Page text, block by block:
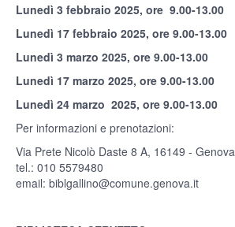
Lunedì 3 febbraio 2025, ore 9.00-13.00
Lunedì 17 febbraio 2025, ore 9.00-13.00
Lunedì 3 marzo 2025, ore 9.00-13.00
Lunedì 17 marzo 2025, ore 9.00-13.00
Lunedì 24 marzo 2025, ore 9.00-13.00
Per informazioni e prenotazioni:
Via Prete Nicolò Daste 8 A, 16149 - Genova
tel.: 010 5579480
email: biblgallino@comune.genova.it